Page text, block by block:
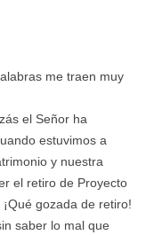
me traen muy
el Señor ha
estuvimos a
y nuestra
el retiro de Proyecto
gozada de retiro!
saber lo mal que